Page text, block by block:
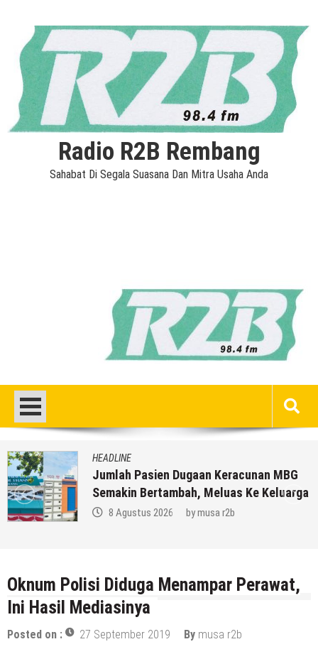
Radio R2B Rembang
Sahabat Di Segala Suasana Dan Mitra Usaha Anda
HEADLINE
Jumlah Pasien Dugaan Keracunan MBG
Semakin Bertambah, Meluas Ke Keluarga
8 Agustus 2026 by musa r2b
Oknum Polisi Diduga Menampar Perawat,
Ini Hasil Mediasinya
Posted on : 27 September 2019 By musa r2b